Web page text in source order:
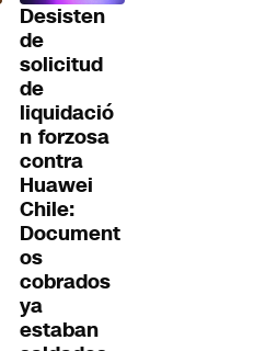
Desisten
de
solicitud
de
liquidació
n forzosa
contra
Huawei
Chile:
Document
os
cobrados
ya
estaban